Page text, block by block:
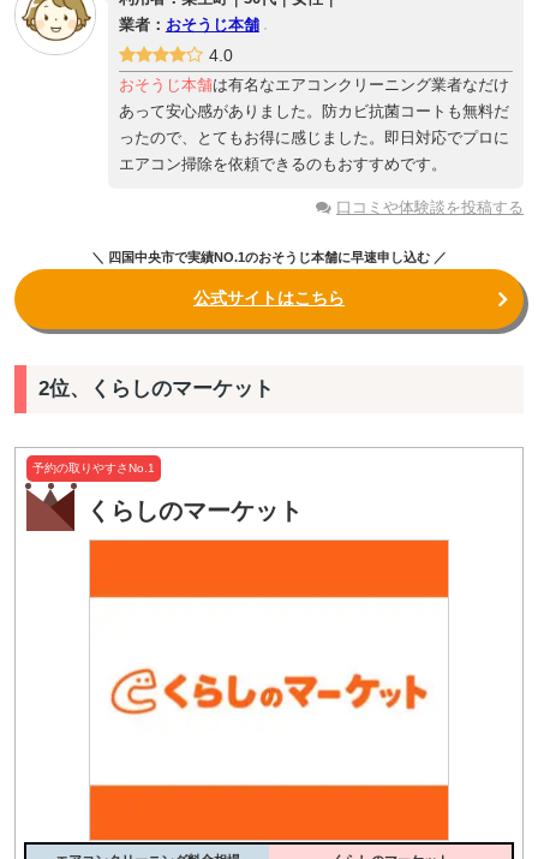
業者： おそうじ本舗
4.0
おそうじ本舗は有名なエアコンクリーニング業者なだけ
あって安心感がありました。防カビ抗菌コートも無料だ
ったので、とてもお得に感じました。即日対応でプロに
エアコン掃除を依頼できるのもおすすめです。
口コミや体験談を投稿する
＼ 四国中央市で実績NO.1のおそうじ本舗に早速申し込む ／
公式サイトはこちら
2位、くらしのマーケット
予約の取りやすさNo.1
くらしのマーケット